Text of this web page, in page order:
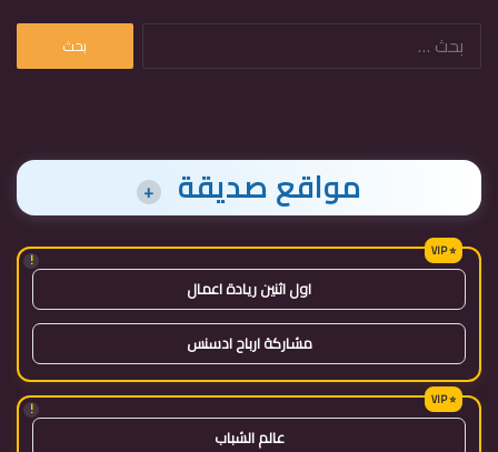
البحث
مواقع صديقة +
!
اول اثنين ريادة اعمال
مشاركة ارباح ادسنس
!
عالم الشباب